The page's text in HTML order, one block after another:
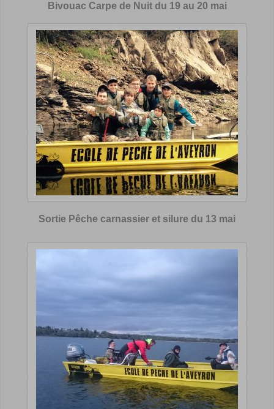
Bivouac Carpe de Nuit du 19 au 20 mai
Sortie Pêche carnassier et silure du 13 mai